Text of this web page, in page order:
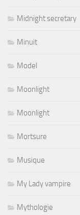
Midnight secretary
Minuit
Model
Moonlight
Moonlight
Mortsure
Musique
My Lady vampire
Mythologie